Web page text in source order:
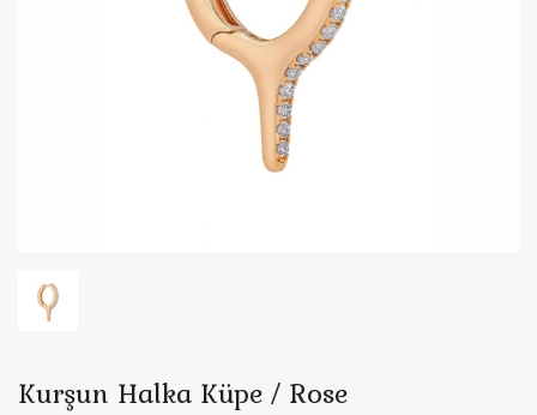
Kurşun Halka Küpe / Rose